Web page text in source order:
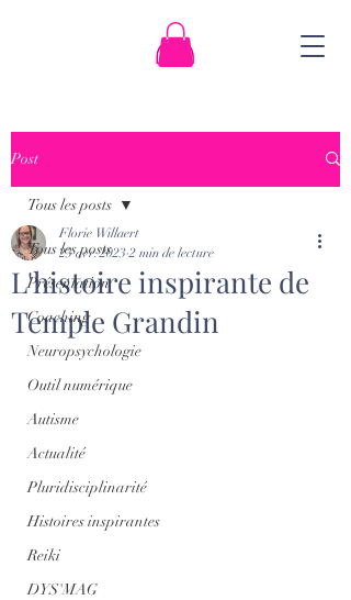
Post
Tous les posts
Présentation
Coaching
Neuropsychologie
Outil numérique
Autisme
Actualité
Pluridisciplinarité
Histoires inspirantes
Reiki
DYS'MAG
Tous les posts
L'histoire inspirante de
Temple Grandin
Florie Willaert
23 avr. 2023 2 min de lecture